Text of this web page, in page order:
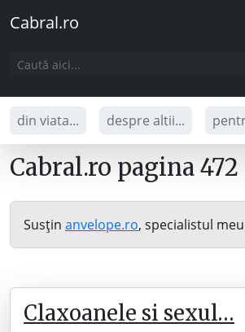
Cabral.ro
din viata... despre altii...
Cabral.ro pagina 472
Susțin anvelope.ro, specialistul
Claxoanele si sexul…